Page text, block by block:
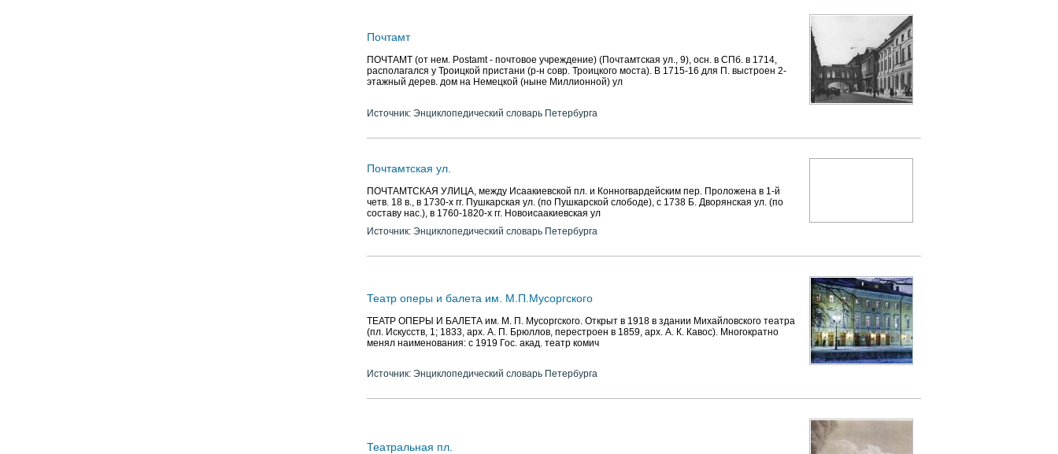
Почтамт
ПОЧТАМТ (от нем. Postamt - почтовое учреждение) (Почтамтская ул., 9), осн. в СПб. в 1714,
располагался у Троицкой пристани (р-н совр. Троицкого моста). В 1715-16 для П. выстроен 2-
этажный дерев. дом на Немецкой (ныне Миллионной) ул
Источник: Энциклопедический словарь Петербурга
Почтамтская ул.
ПОЧТАМТСКАЯ УЛИЦА, между Исаакиевской пл. и Конногвардейским пер. Проложена в 1-й
четв. 18 в., в 1730-х гг. Пушкарская ул. (по Пушкарской слободе), с 1738 Б. Дворянская ул. (по
составу нас.), в 1760-1820-х гг. Новоисаакиевская ул
Источник: Энциклопедический словарь Петербурга
Театр оперы и балета им. М.П.Мусоргского
ТЕАТР ОПЕРЫ И БАЛЕТА им. М. П. Мусоргского. Открыт в 1918 в здании Михайловского театра
(пл. Искусств, 1; 1833, арх. А. П. Брюллов, перестроен в 1859, арх. А. К. Кавос). Многократно
менял наименования: c 1919 Гос. акад. театр комич
Источник: Энциклопедический словарь Петербурга
Театральная пл.